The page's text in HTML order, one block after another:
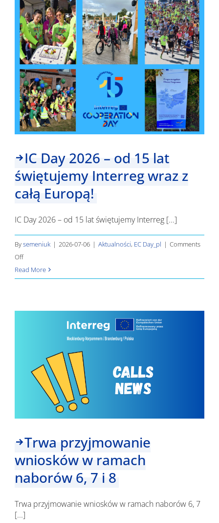
Część
7
IC Day 2026 – od 15 lat
świętujemy Interreg wraz z
całą Europą!
IC Day 2026 – od 15 lat świętujemy Interreg [...]
Bysemeniuk | 2026-07-06 | Aktualności, EC Day_pl | Comments
Offon
IC
Day
świętujemy
Interreg
Read More
Trwa przyjmowanie
wniosków w ramach
naborów 6, 7 i 8
Trwa przyjmowanie wniosków w ramach naborów 6, 7
[...]